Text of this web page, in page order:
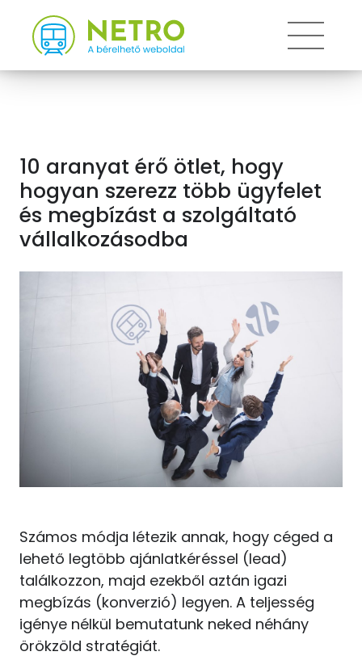
10 aranyat érő ötlet, hogy
hogyan szerezz több ügyfelet
és megbízást a szolgáltató
vállalkozásodba
Számos módja létezik annak, hogy céged a
lehető legtöbb ajánlatkéréssel (lead)
találkozzon, majd ezekből aztán igazi
megbízás (konverzió) legyen. A teljesség
igénye nélkül bemutatunk neked néhány
örökzöld stratégiát.